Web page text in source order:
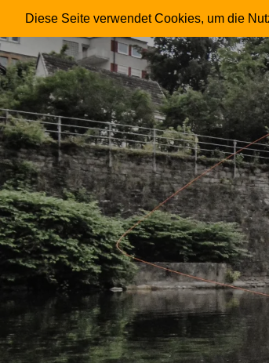
Skip
to
content
Diese Seite verwendet Cookies, um die